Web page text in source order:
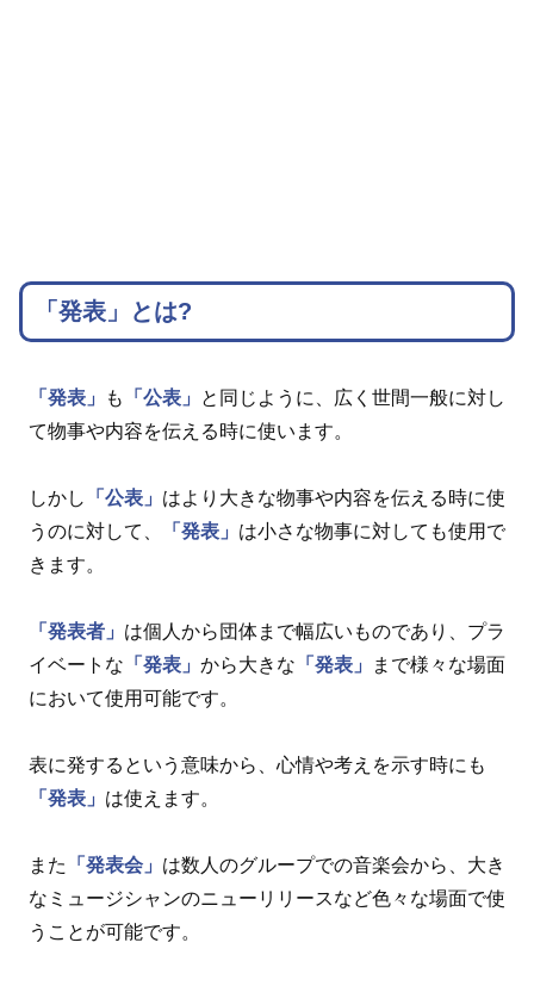
「発表」とは?
「発表」 も 「公表」
と同じように、広く世間一般に対し
て物事や内容を伝える時に使います。
しかし 「公表」 はより大きな物事や内容を伝える時に使
うのに対して、
「発表」 は小さな物事に対しても使用で
きます。
「発表者」 は個人から団体まで幅広いものであり、プラ
イベートな 「発表」 から大きな 「発表」
まで様々な場面
において使用可能です。
表に発するという意味から、心情や考えを示す時にも
「発表」 は使えます。
また 「発表会」 は数人のグループでの音楽会から、大き
なミュージシャンのニューリリースなど色々な場面で使
うことが可能です。